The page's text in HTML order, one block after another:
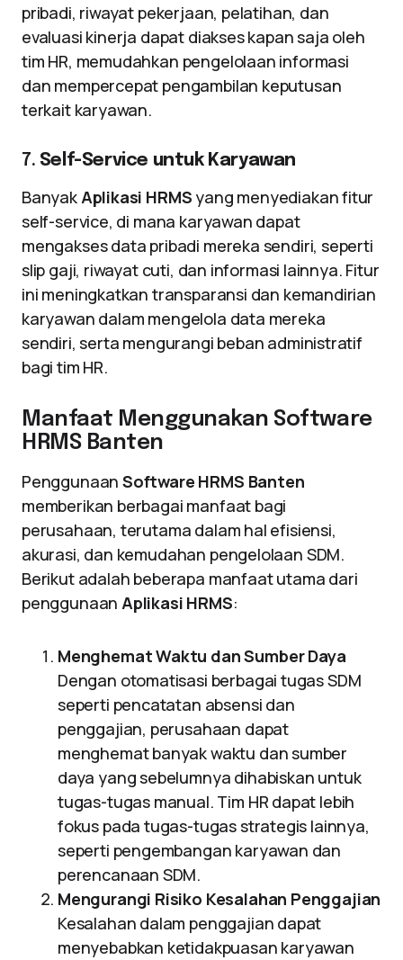
pribadi, riwayat pekerjaan, pelatihan, dan
evaluasi kinerja dapat diakses kapan saja oleh
tim HR, memudahkan pengelolaan informasi
dan mempercepat pengambilan keputusan
terkait karyawan.
7. Self-Service untuk Karyawan
BanyakAplikasi HRMS yang menyediakan fitur
self-service, di mana karyawan dapat
mengakses data pribadi mereka sendiri, seperti
slip gaji, riwayat cuti, dan informasi lainnya. Fitur
ini meningkatkan transparansi dan kemandirian
karyawan dalam mengelola data mereka
sendiri, serta mengurangi beban administratif
bagi tim HR.
Manfaat Menggunakan Software
HRMS Banten
PenggunaanSoftware HRMS Banten
memberikan berbagai manfaat bagi
perusahaan, terutama dalam hal efisiensi,
akurasi, dan kemudahan pengelolaan SDM.
Berikut adalah beberapa manfaat utama dari
penggunaanAplikasi HRMS:
Menghemat Waktu dan Sumber Daya
Dengan otomatisasi berbagai tugas SDM
seperti pencatatan absensi dan
penggajian, perusahaan dapat
menghemat banyak waktu dan sumber
daya yang sebelumnya dihabiskan untuk
tugas-tugas manual. Tim HR dapat lebih
fokus pada tugas-tugas strategis lainnya,
seperti pengembangan karyawan dan
perencanaan SDM.
Mengurangi Risiko Kesalahan Penggajian
Kesalahan dalam penggajian dapat
menyebabkan ketidakpuasan karyawan